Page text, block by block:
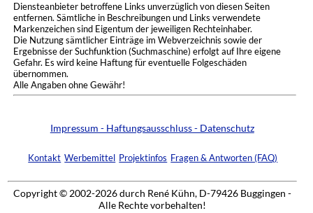
Diensteanbieter betroffene Links unverzüglich von diesen Seiten
entfernen. Sämtliche in Beschreibungen und Links verwendete
Markenzeichen sind Eigentum der jeweiligen Rechteinhaber.
Die Nutzung sämtlicher Einträge im Webverzeichnis sowie der
Ergebnisse der Suchfunktion (Suchmaschine) erfolgt auf Ihre eigene
Gefahr. Es wird keine Haftung für eventuelle Folgeschäden
übernommen.
Alle Angaben ohne Gewähr!
Impressum - Haftungsausschluss - Datenschutz
Kontakt Werbemittel Projektinfos Fragen & Antworten (FAQ)
Copyright © 2002-2026 durch René Kühn, D-79426 Buggingen -
Alle Rechte vorbehalten!